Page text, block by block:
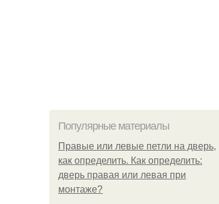
Популярные материалы
Правые или левые петли на дверь,
как определить. Как определить:
дверь правая или левая при
монтаже?